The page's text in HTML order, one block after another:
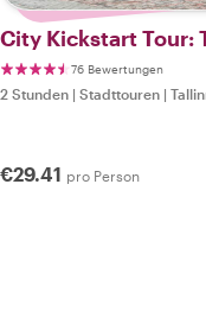
City Kickstart Tour:
76 Bewertungen
2 Stunden | Stadttouren |
€29.41 pro Person